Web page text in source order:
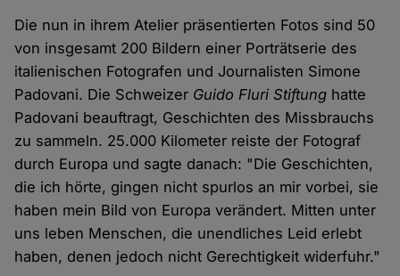
Die nun in ihrem Atelier präsentierten Fotos sind 50
von insgesamt 200 Bildern einer Porträtserie des
italienischen Fotografen und Journalisten Simone
Padovani. Die Schweizer Guido Fluri Stiftung hatte
Padovani beauftragt, Geschichten des Missbrauchs
zu sammeln. 25.000 Kilometer reiste der Fotograf
durch Europa und sagte danach: "Die Geschichten,
die ich hörte, gingen nicht spurlos an mir vorbei, sie
haben mein Bild von Europa verändert. Mitten unter
uns leben Menschen, die unendliches Leid erlebt
haben, denen jedoch nicht Gerechtigkeit widerfuhr."